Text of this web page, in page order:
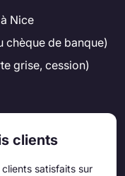
Nice
chèque de banque)
grise, cession)
clients
satisfaits sur